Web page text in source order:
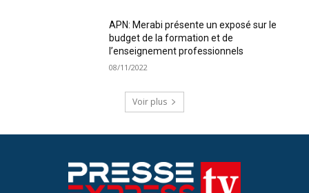
APN: Merabi présente un exposé sur le
budget de la formation et de
l’enseignement professionnels
08/11/2022
Voir plus